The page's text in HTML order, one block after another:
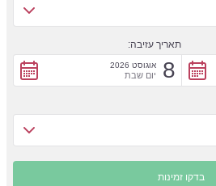
תאריך עזיבה:
8 אוגוסט 2026
יום שבת